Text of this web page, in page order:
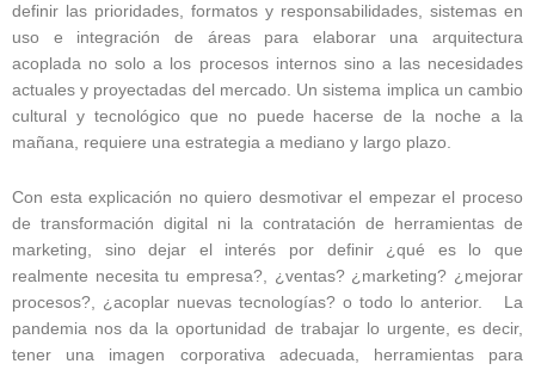
definir las prioridades, formatos y responsabilidades, sistemas en
uso e integración de áreas para elaborar una arquitectura
acoplada no solo a los procesos internos sino a las necesidades
actuales y proyectadas del mercado. Un sistema implica un cambio
cultural y tecnológico que no puede hacerse de la noche a la
mañana, requiere una estrategia a mediano y largo plazo.
Con esta explicación no quiero desmotivar el empezar el proceso
de transformación digital ni la contratación de herramientas de
marketing, sino dejar el interés por definir ¿qué es lo que
realmente necesita tu empresa?, ¿ventas? ¿marketing? ¿mejorar
procesos?, ¿acoplar nuevas tecnologías? o todo lo anterior. La
pandemia nos da la oportunidad de trabajar lo urgente, es decir,
tener una imagen corporativa adecuada, herramientas para